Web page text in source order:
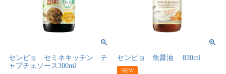
センピョ セミネキッチン チ
ャプチェソース300ml
センピョ 魚醤油 830ml
NEW